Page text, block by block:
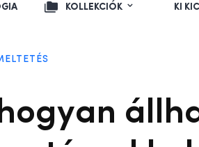
KOLLEKCIÓK KI